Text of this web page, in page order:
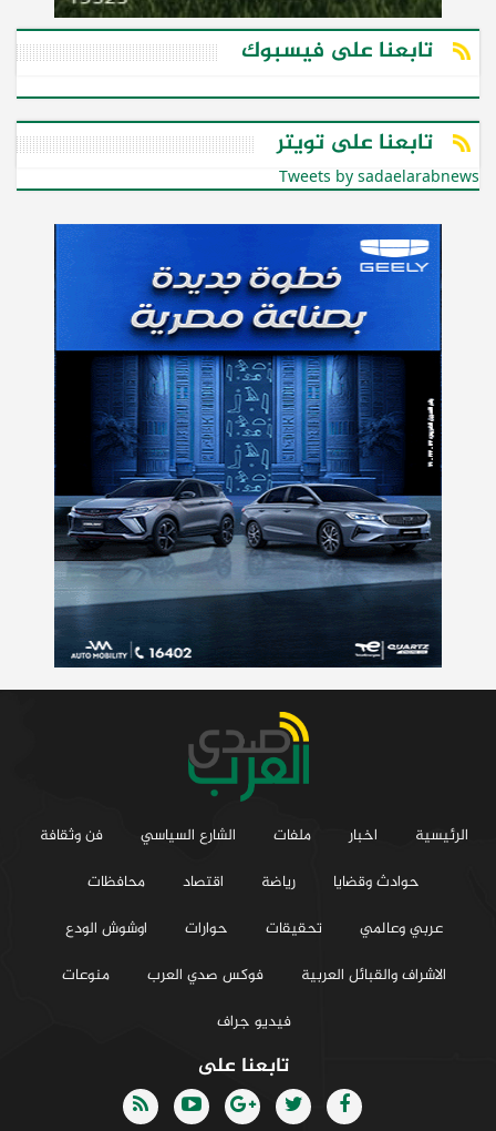
تابعنا على فيسبوك
تابعنا على تويتر
Tweets by sadaelarabnews
الرئيسية اخبار ملفات الشارع السياسي
فن وثقافة
حوادث وقضايا
رياضة اقتصاد
محافظات
عربي وعالمي
تحقيقات حوارات
اوشوش الودع
الاشراف والقبائل العربية
فوكس صدي العرب
منوعات
فيديو جراف
تابعنا على